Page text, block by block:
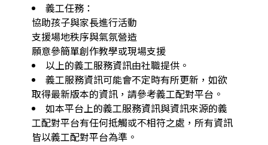
義工任務：
協助孩子與家長進行活動
支援場地秩序與氣氛營造
願意參簡單創作教學或現場支援
以上的義工服務資訊由社職提供。
義工服務資訊可能會不定時有所更新，如欲
取得最新版本的資訊，請參考義工配對平台。
如本平台上的義工服務資訊與資訊來源的義
工配對平台有任何抵觸或不相符之處，所有資訊
皆以義工配對平台為準。